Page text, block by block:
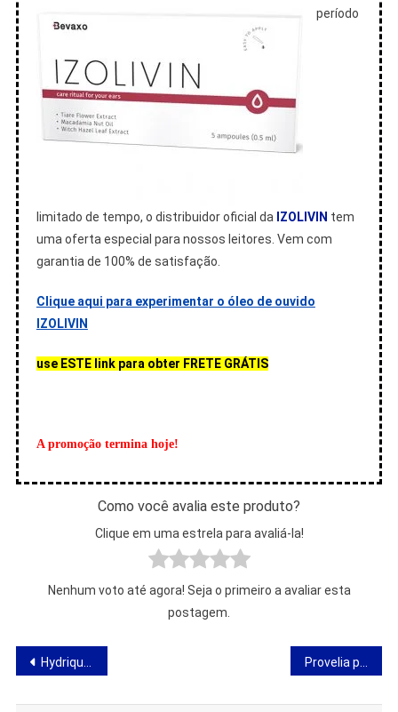
período
limitado de tempo, o distribuidor oficial da IZOLIVIN tem
uma oferta especial para nossos leitores. Vem com
garantia de 100% de satisfação.
Clique aqui para experimentar o óleo de ouvido
IZOLIVIN
use ESTE link para obter FRETE GRÁTIS
A promoção termina hoje!
Como você avalia este produto?
Clique em uma estrela para avaliá-la!
Nenhum voto até agora! Seja o primeiro a avaliar esta
postagem.
Navegação
de
Hydriqueen – avaliações, ingredientes, ação, loja, onde comprar Provelia para celulite – ação, composição e opiniões